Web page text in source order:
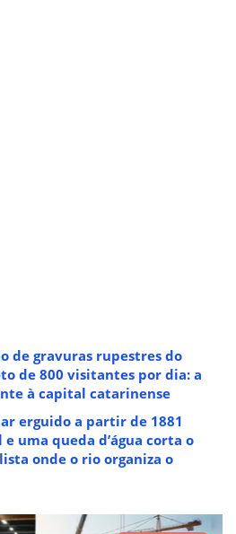
de gravuras rupestres do
de 800 visitantes por dia: a
à capital catarinense
erguido a partir de 1881
uma queda d’água corta o
onde o rio organiza o